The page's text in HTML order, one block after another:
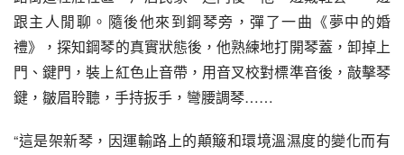
跟主人閒聊。隨後他來到鋼琴旁，彈了一曲《夢中的婚
禮》，探知鋼琴的真實狀態後，他熟練地打開琴蓋，卸掉上
門、鍵門，裝上紅色止音帶，用音叉校對標準音後，敲擊琴
鍵，皺眉聆聽，手持扳手，彎腰調琴……
“這是架新琴，因運輸路上的顛簸和環境溫濕度的變化而有